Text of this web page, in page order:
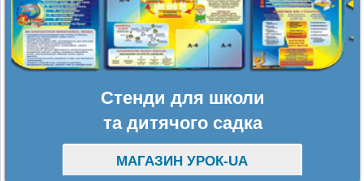
Стенди для школи
та дитячого садка
МАГАЗИН УРОК-UA